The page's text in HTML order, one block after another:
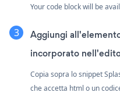
Your code block will be
Aggiungi
incorporato
Copia sopra lo snippet
che accetta html o un